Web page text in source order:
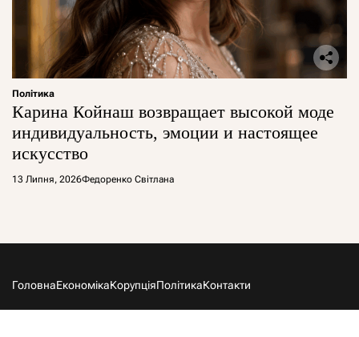
Політика
Карина Койнаш возвращает высокой моде
индивидуальность, эмоции и настоящее
искусство
13 Липня, 2026Федоренко Світлана
ГоловнаЕкономікаКорупціяПолітикаКонтакти